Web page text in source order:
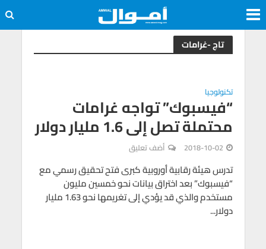
تاج -غرامات
تكنولوجيا
“فيسبوك” تواجه غرامات
محتملة تصل إلى 1.6 مليار دولار
2018-10-02 أضف تعليق
تدرس هيئة رقابية أوروبية كبرى فتح تحقيق رسمي مع
“فيسبوك” بعد اختراق بيانات نحو خمسين مليون
مستخدم والذي قد يؤدي إلى تغريمها نحو 1.63 مليار
دولار...